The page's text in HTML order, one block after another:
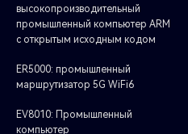
высокопроизводительный
промышленный компьютер ARM
с открытым исходным кодом
ER5000: промышленный
маршрутизатор 5G WiFi6
EV8010: Промышленный
компьютер